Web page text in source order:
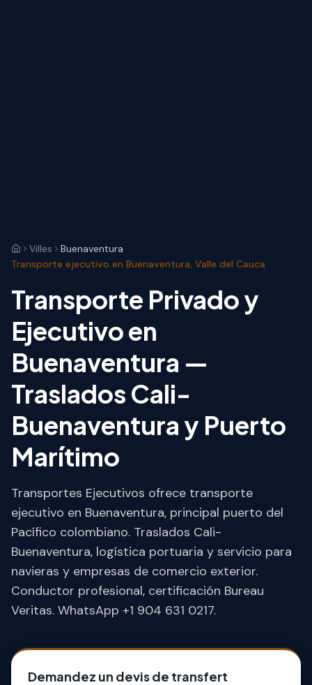
Villes
Buenaventura
Transporte ejecutivo en Buenaventura, Valle del Cauca
Transporte Privado y
Ejecutivo en
Buenaventura —
Traslados Cali-
Buenaventura y Puerto
Marítimo
Transportes Ejecutivos ofrece transporte
ejecutivo en Buenaventura, principal puerto del
Pacífico colombiano. Traslados Cali-
Buenaventura, logística portuaria y servicio para
navieras y empresas de comercio exterior.
Conductor profesional, certificación Bureau
Veritas. WhatsApp +1 904 631 0217.
Demandez un devis de transfert